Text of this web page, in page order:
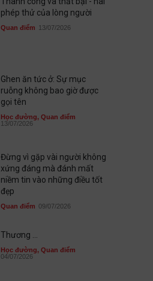
phép thử của lòng người
Quan điểm 13/07/2026
Ghen ăn tức ở: Sự mục
ruỗng không bao giờ được
gọi tên
Học đường, Quan điểm
13/07/2026
Đừng vì gặp vài người không
xứng đáng mà đánh mất
niềm tin vào những điều tốt
đẹp
Quan điểm 09/07/2026
Thương ...
Học đường, Quan điểm
04/07/2026